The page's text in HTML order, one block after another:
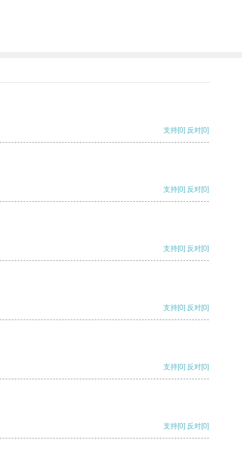
支持[0] 反对[0]
支持[0] 反对[0]
支持[0] 反对[0]
支持[0] 反对[0]
支持[0] 反对[0]
支持[0] 反对[0]